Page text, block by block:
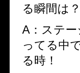
る瞬間は？
A：ステ
ってる中
る時！